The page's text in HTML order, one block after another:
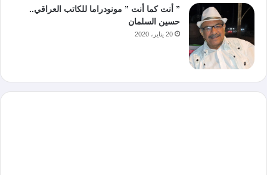
” أنت كما أنت ” مونودراما للكاتب العراقي..
حسين السلمان
20 يناير، 2020